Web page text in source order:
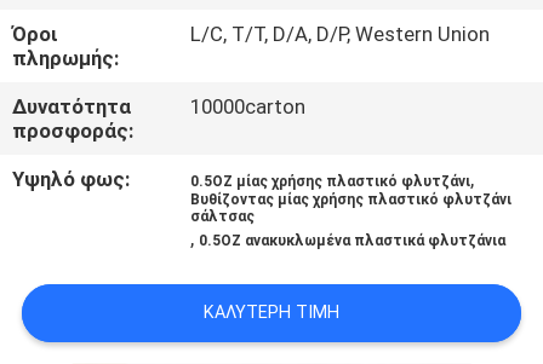
ΕΠΑΦΉ
ΜΕ
ΕΙΔΉΣΕΙΣ
PRIVACY
Όροι
πληρωμής:
L/C, T/T, D/A, D/P, Western Union
Δυνατότητα
προσφοράς:
10000carton
Υψηλό φως: 0.5OZ μίας χρήσης πλαστικό φλυτζάνι,
Βυθίζοντας μίας χρήσης πλαστικό φλυτζάνι
σάλτσας
, 0.5OZ ανακυκλωμένα πλαστικά φλυτζάνια
ΚΑΛΎΤΕΡΗ ΤΙΜΉ